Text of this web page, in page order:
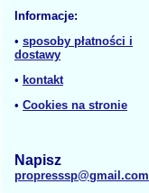
Informacje:
• sposoby płatności i
dostawy
• kontakt
• Cookies na stronie
Napisz
propresssp@gmail.com